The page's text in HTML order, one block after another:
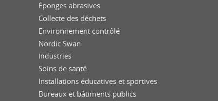
Éponges abrasives
Collecte des déchets
Environnement contrôlé
Nordic Swan
Industries
Soins de santé
Installations éducatives et sportives
Bureaux et bâtiments publics